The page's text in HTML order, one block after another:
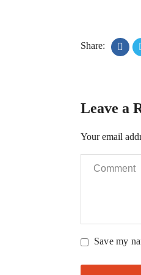
Share:
Leave a
Your email
Save my